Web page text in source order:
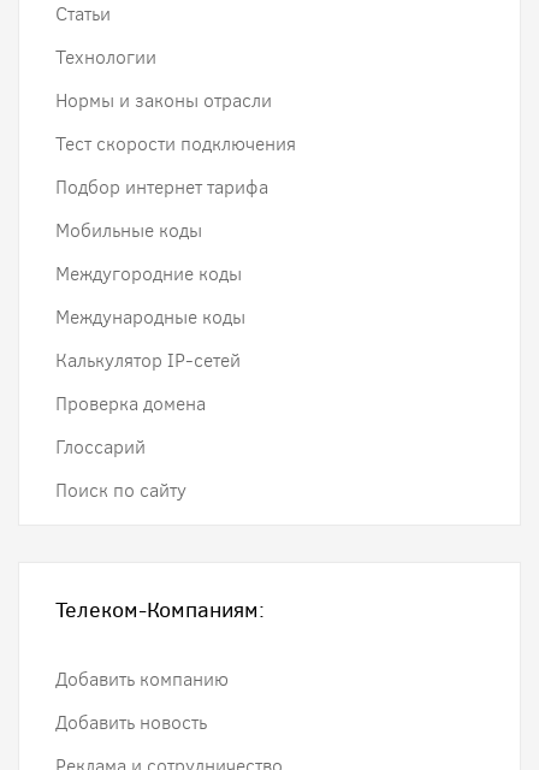
Статьи
Технологии
Нормы и законы отрасли
Тест скорости подключения
Подбор интернет тарифа
Мобильные коды
Междугородние коды
Международные коды
Калькулятор IP-сетей
Проверка домена
Глоссарий
Поиск по сайту
Телеком-Компаниям:
Добавить компанию
Добавить новость